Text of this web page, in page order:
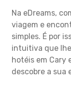
Na eDreams,
viagem e
simples. É por
intuitiva que
hotéis em Cary
descobre a sua